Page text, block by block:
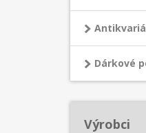
Dárkové
Výrobci